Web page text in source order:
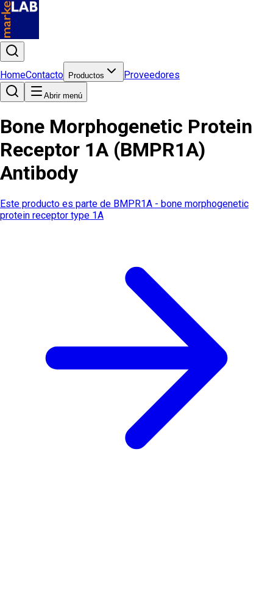
HomeContacto Productos Proveedores
Abrir menú
Bone Morphogenetic Protein
Receptor 1A (BMPR1A)
Antibody
Este producto es parte de BMPR1A - bone morphogenetic
protein receptor type 1A